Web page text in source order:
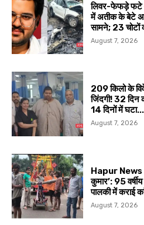
लिवर-फेफड़े फटे
में अतीक के बेटे
सामने; 23 चोटों
August 7, 2026
209 किलो के
जिंदगी! 32 दिन
14 दिनों में घटा...
August 7, 2026
Hapur News
कुमार’: 95
पालकी में कराई
August 7, 2026